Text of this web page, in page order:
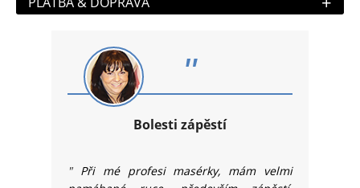
"
Bolesti zápěstí
" Při mé profesi masérky, mám velmi